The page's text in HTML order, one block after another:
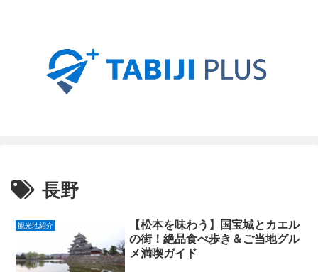
長野
観光地紹介
【松本を味わう】国宝城とカエル
の街！絶品食べ歩き＆ご当地グル
メ満喫ガイド